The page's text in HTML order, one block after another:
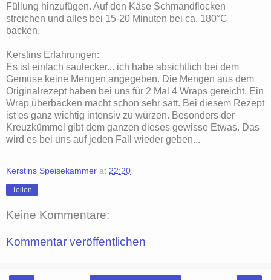
Füllung hinzufügen. Auf den Käse Schmandflocken
streichen und alles bei 15-20 Minuten bei ca. 180°C
backen.
Kerstins Erfahrungen:
Es ist einfach saulecker... ich habe absichtlich bei dem
Gemüse keine Mengen angegeben. Die Mengen aus dem
Originalrezept haben bei uns für 2 Mal 4 Wraps gereicht. Ein
Wrap überbacken macht schon sehr satt. Bei diesem Rezept
ist es ganz wichtig intensiv zu würzen. Besonders der
Kreuzkümmel gibt dem ganzen dieses gewisse Etwas. Das
wird es bei uns auf jeden Fall wieder geben...
Kerstins Speisekammer at 22:20
Teilen
Keine Kommentare:
Kommentar veröffentlichen